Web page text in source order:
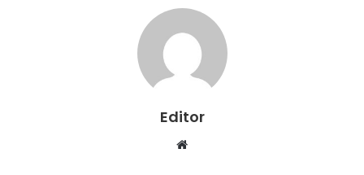
Editor
Website